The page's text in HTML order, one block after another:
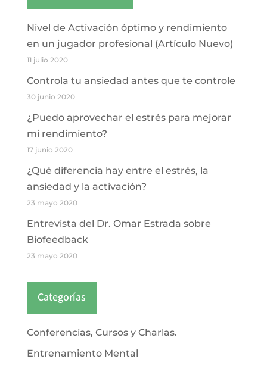
Nivel de Activación óptimo y rendimiento
en un jugador profesional (Artículo Nuevo)
11 julio 2020
Controla tu ansiedad antes que te controle
30 junio 2020
¿Puedo aprovechar el estrés para mejorar
mi rendimiento?
17 junio 2020
¿Qué diferencia hay entre el estrés, la
ansiedad y la activación?
23 mayo 2020
Entrevista del Dr. Omar Estrada sobre
Biofeedback
23 mayo 2020
Categorías
Conferencias, Cursos y Charlas.
Entrenamiento Mental